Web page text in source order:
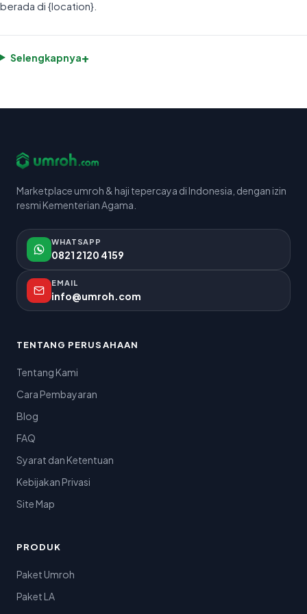
berada di {location}.
Selengkapnya+
Marketplace umroh & haji tepercaya di Indonesia, dengan izin
resmi Kementerian Agama.
WHATSAPP
0821 2120 4159
EMAIL
info@umroh.com
TENTANG PERUSAHAAN
Tentang Kami
Cara Pembayaran
Blog
FAQ
Syarat dan Ketentuan
Kebijakan Privasi
Site Map
PRODUK
Paket Umroh
Paket LA